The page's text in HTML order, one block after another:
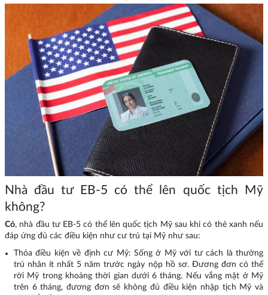
Nhà đầu tư EB-5 có thể lên quốc tịch Mỹ
không?
Có, nhà đầu tư EB-5 có thể lên quốc tịch Mỹ sau khi có thẻ xanh nếu
đáp ứng đủ các điều kiện như cư trú tại Mỹ như sau:
Thỏa điều kiện về định cư Mỹ: Sống ở Mỹ với tư cách là thường
trú nhân ít nhất 5 năm trước ngày nộp hồ sơ. Đương đơn có thể
rời Mỹ trong khoảng thời gian dưới 6 tháng. Nếu vắng mặt ở Mỹ
trên 6 tháng, đương đơn sẽ không đủ điều kiện nhập tịch Mỹ và